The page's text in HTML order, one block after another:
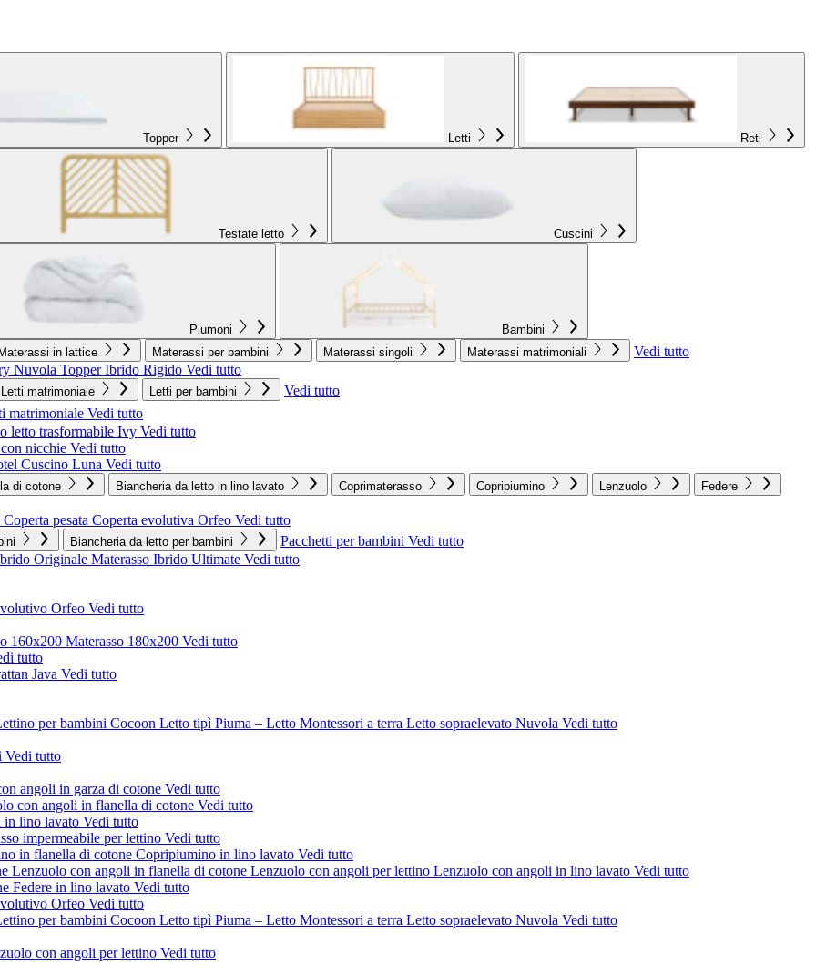
Topper Letti Reti
Testate letto Cuscini
Piumoni
Bambini
Materassi in lattice Materassi per bambini Materassi singoli Materassi matrimoniali
Vedi tutto
Nuvola Topper Ibrido Rigido Vedi tutto
Letti matrimoniale Letti per bambini Vedi tutto
matrimoniale Vedi tutto
letto trasformabile Ivy Vedi tutto
nicchie Vedi tutto
Cuscino Luna Vedi tutto
di cotone Biancheria da letto in lino lavato Coprimaterasso Copripiumino Lenzuolo Federe
Coperta pesata Coperta evolutiva Orfeo Vedi tutto
Biancheria da letto per bambini Pacchetti per bambini Vedi tutto
Originale Materasso Ibrido Ultimate Vedi tutto
Orfeo Vedi tutto
160x200 Materasso 180x200 Vedi tutto
tutto
Java Vedi tutto
per bambini Cocoon Letto tipì Piuma – Letto Montessori a terra Letto sopraelevato Nuvola Vedi tutto
Vedi tutto
angoli in garza di cotone Vedi tutto
con angoli in flanella di cotone Vedi tutto
in lino lavato Vedi tutto
impermeabile per lettino Vedi tutto
in flanella di cotone Copripiumino in lino lavato Vedi tutto
Lenzuolo con angoli in flanella di cotone Lenzuolo con angoli per lettino Lenzuolo con angoli in lino lavato Vedi tutto
Federe in lino lavato Vedi tutto
Orfeo Vedi tutto
per bambini Cocoon Letto tipì Piuma – Letto Montessori a terra Letto sopraelevato Nuvola Vedi tutto
con angoli per lettino Vedi tutto